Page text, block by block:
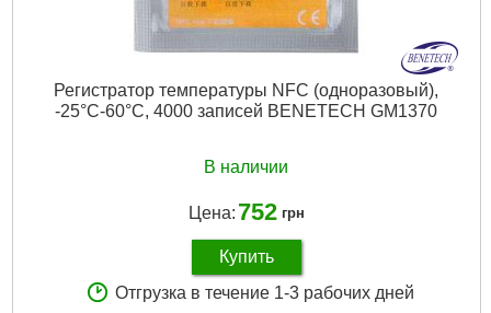
Регистратор температуры NFC (одноразовый),
-25°C-60°C, 4000 записей BENETECH GM1370
В наличии
Цена: 752 грн
Купить
Отгрузка в течение 1-3 рабочих дней